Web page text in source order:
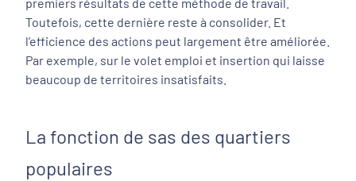
Toutefois, cette dernière reste à consolider. Et
l’efficience des actions peut largement être améliorée.
Par exemple, sur le volet emploi et insertion qui laisse
beaucoup de territoires insatisfaits.
La fonction de sas des quartiers
populaires